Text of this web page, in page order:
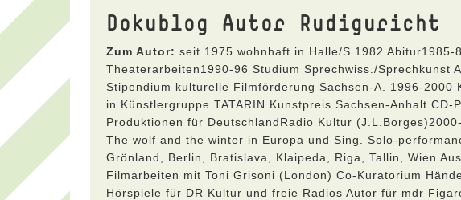
Dokublog Autor Rudiguricht
Zum Autor: seit 1975 wohnhaft in Halle/S.1982
Theaterarbeiten1990-96 Studium Sprechwiss./Sprechkunst
Stipendium kulturelle Filmförderung Sachsen-A. 1996-
in Künstlergruppe TATARIN Kunstpreis Sachsen-Anhalt
Produktionen für DeutschlandRadio Kultur
The wolf and the winter in Europa und Sing. Solo-
Grönland, Berlin, Bratislava, Klaipeda, Riga, Tallin, Wien
Filmarbeiten mit Toni Grisoni (London) Co-Kuratorium
Hörspiele für DR Kultur und freie Radios Autor für mdr